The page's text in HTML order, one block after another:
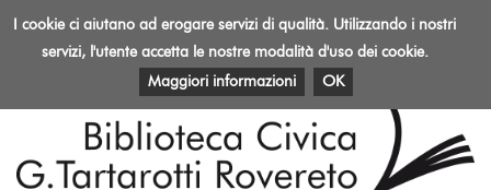
Toggle
Biblioteca
Rovereto
EVENTI E ATTIVITÀ PATRIMONIO E RISORSE
I cookie ci aiutano ad erogare servizi di qualità. Utilizzando i nostri
servizi, l'utente accetta le nostre modalità d'uso dei cookie.
Maggiori informazioni
OK